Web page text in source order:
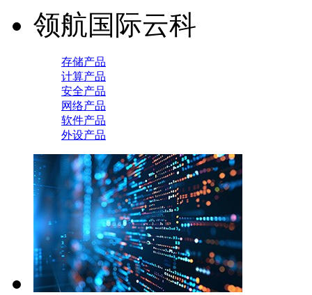
领航国际云科
存储产品
计算产品
安全产品
网络产品
软件产品
外设产品